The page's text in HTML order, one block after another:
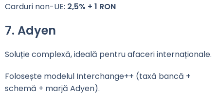
Carduri non-UE: 2,5% + 1 RON
7. Adyen
Soluție complexă, ideală pentru afaceri internaționale.
Folosește modelul Interchange++ (taxă bancă +
schemă + marjă Adyen).